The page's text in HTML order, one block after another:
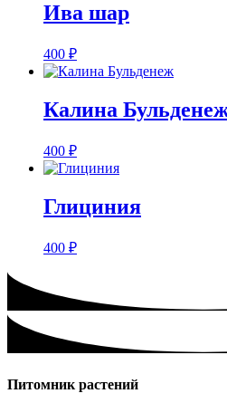
Ива шар
400 ₽
Калина
400 ₽
Глициния
400 ₽
Питомник растений